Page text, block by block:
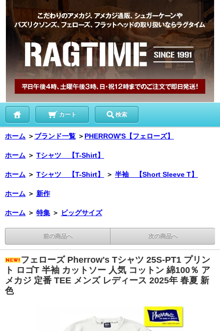
カート 検索
ホーム ＞ ブランド一覧 ＞ PHERROW'S【フェローズ】
ホーム ＞ Tシャツ 【T-Shirt】
ホーム ＞ Tシャツ 【T-Shirt】 ＞ 半袖 【Short Sleeve T】
ホーム ＞ 新作
ホーム ＞ 特集 ＞ ビッグサイズ
前の商品へ 次の商品へ
フェローズ Pherrow's Tシャツ 25S-PT1 プリン
ト ロゴT 半袖 カットソー 人気 コットン 綿100％ ア
メカジ 定番 TEE メンズ レディース 2025年 春夏 新
色